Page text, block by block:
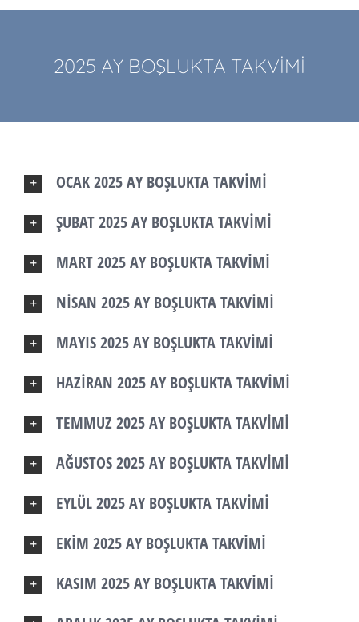
2025 AY BOŞLUKTA TAKVİMİ
OCAK 2025 AY BOŞLUKTA TAKVİMİ
ŞUBAT 2025 AY BOŞLUKTA TAKVİMİ
MART 2025 AY BOŞLUKTA TAKVİMİ
NİSAN 2025 AY BOŞLUKTA TAKVİMİ
MAYIS 2025 AY BOŞLUKTA TAKVİMİ
HAZİRAN 2025 AY BOŞLUKTA TAKVİMİ
TEMMUZ 2025 AY BOŞLUKTA TAKVİMİ
AĞUSTOS 2025 AY BOŞLUKTA TAKVİMİ
EYLÜL 2025 AY BOŞLUKTA TAKVİMİ
EKİM 2025 AY BOŞLUKTA TAKVİMİ
KASIM 2025 AY BOŞLUKTA TAKVİMİ